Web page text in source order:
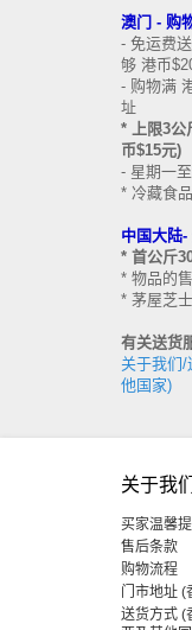
澳门 - 购
- 免运费
够 港币
- 购物满
址
* 上限3公
币$15元)
- 星期一
* 冷藏食
中国大陆-
* 首公斤
* 物品的
* 茅屋芝
有关送货
关于我们/
他国家)
关于我们
买家温馨
售后条款
购物流程
门市地址 (
送货方式 (